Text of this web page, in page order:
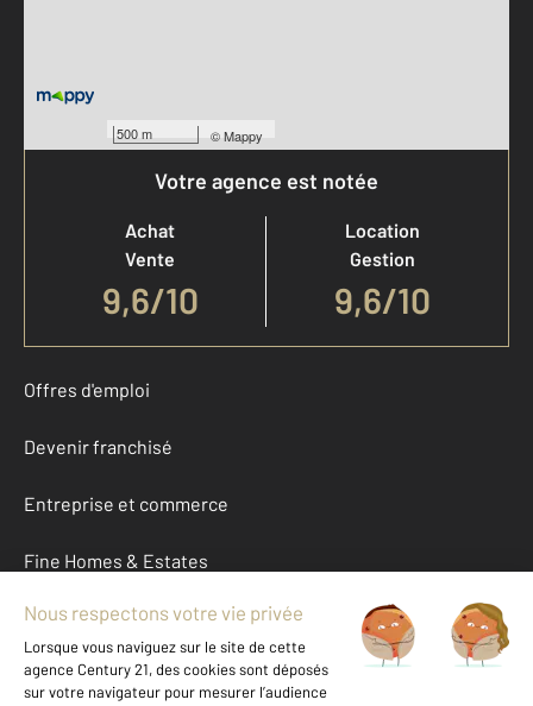
500 m ©Mappy
Votre agence est notée
Achat
Vente
9,6/10
Location
Gestion
9,6/10
Offres d'emploi
Devenir franchisé
Entreprise et commerce
Fine Homes & Estates
À propos
International